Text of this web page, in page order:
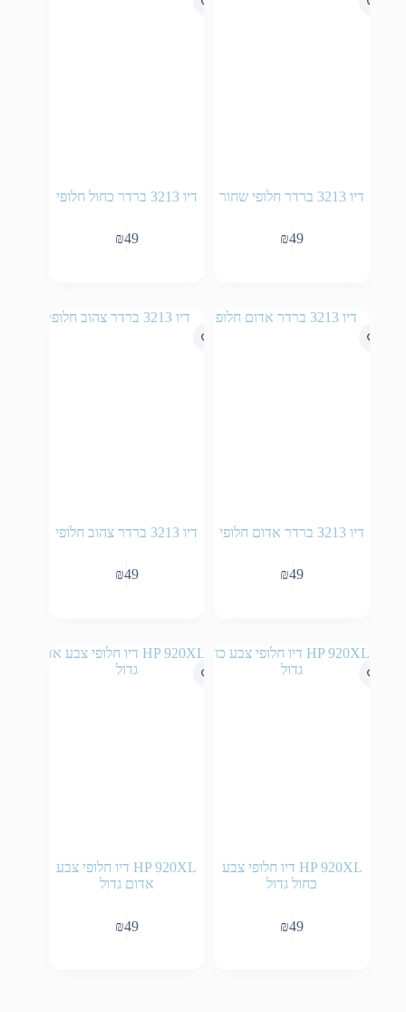
דיו 3213 ברדר חלופי שחור
₪49
דיו 3213 ברדר כחול חלופי
₪49
דיו 3213 ברדר אדום חלופי
₪49
דיו 3213 ברדר צהוב חלופי
₪49
HP 920XL דיו חלופי צבע
כחול גדול
₪49
HP 920XL דיו חלופי צבע
אדום גדול
₪49